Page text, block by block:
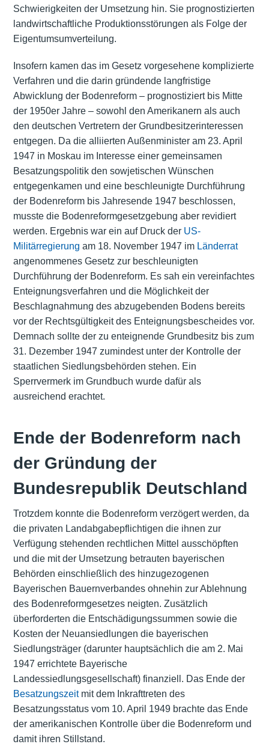
Schwierigkeiten der Umsetzung hin. Sie prognostizierten
landwirtschaftliche Produktionsstörungen als Folge der
Eigentumsumverteilung.
Insofern kamen das im Gesetz vorgesehene komplizierte
Verfahren und die darin gründende langfristige
Abwicklung der Bodenreform – prognostiziert bis Mitte
der 1950er Jahre – sowohl den Amerikanern als auch
den deutschen Vertretern der Grundbesitzerinteressen
entgegen. Da die alliierten Außenminister am 23. April
1947 in Moskau im Interesse einer gemeinsamen
Besatzungspolitik den sowjetischen Wünschen
entgegenkamen und eine beschleunigte Durchführung
der Bodenreform bis Jahresende 1947 beschlossen,
musste die Bodenreformgesetzgebung aber revidiert
werden. Ergebnis war ein auf Druck der US-
Militärregierung am 18. November 1947 im Länderrat
angenommenes Gesetz zur beschleunigten
Durchführung der Bodenreform. Es sah ein vereinfachtes
Enteignungsverfahren und die Möglichkeit der
Beschlagnahmung des abzugebenden Bodens bereits
vor der Rechtsgültigkeit des Enteignungsbescheides vor.
Demnach sollte der zu enteignende Grundbesitz bis zum
31. Dezember 1947 zumindest unter der Kontrolle der
staatlichen Siedlungsbehörden stehen. Ein
Sperrvermerk im Grundbuch wurde dafür als
ausreichend erachtet.
Ende der Bodenreform nach
der Gründung der
Bundesrepublik Deutschland
Trotzdem konnte die Bodenreform verzögert werden, da
die privaten Landabgabepflichtigen die ihnen zur
Verfügung stehenden rechtlichen Mittel ausschöpften
und die mit der Umsetzung betrauten bayerischen
Behörden einschließlich des hinzugezogenen
Bayerischen Bauernverbandes ohnehin zur Ablehnung
des Bodenreformgesetzes neigten. Zusätzlich
überforderten die Entschädigungssummen sowie die
Kosten der Neuansiedlungen die bayerischen
Siedlungsträger (darunter hauptsächlich die am 2. Mai
1947 errichtete Bayerische
Landessiedlungsgesellschaft) finanziell. Das Ende der
Besatzungszeitmit dem Inkrafttreten des
Besatzungsstatus vom 10. April 1949 brachte das Ende
der amerikanischen Kontrolle über die Bodenreform und
damit ihren Stillstand.